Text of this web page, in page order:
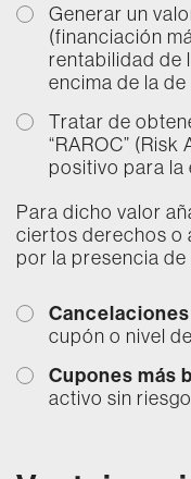
Generar un
(financiación
rentabilidad de
encima de la
Tratar de
“RAROC”
positivo para la
Para dicho valor
ciertos derechos o
por la presencia
cupón o nivel
Cupones más
activo sin